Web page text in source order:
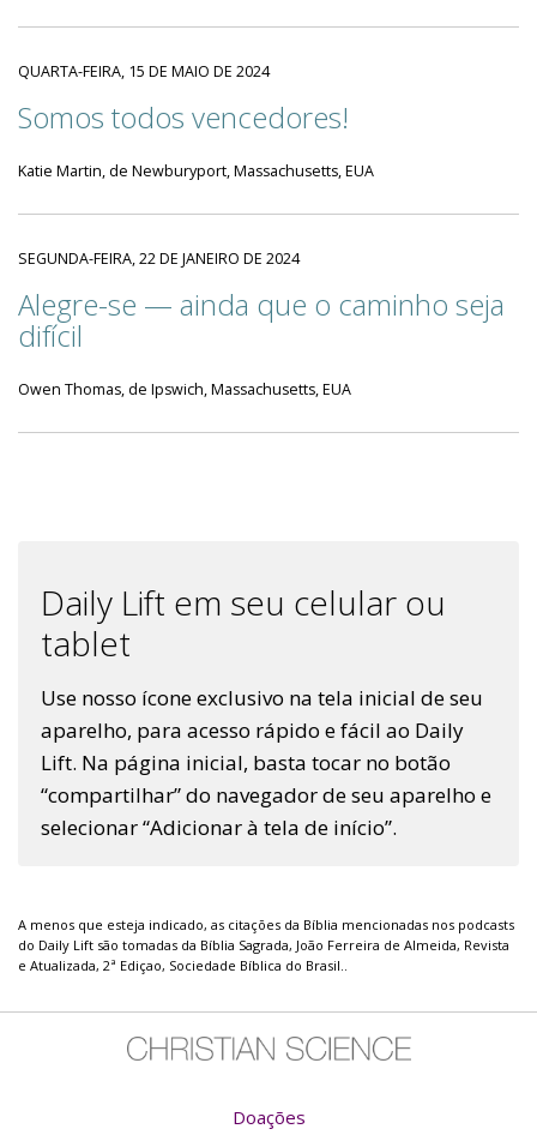
QUARTA-FEIRA, 15 DE MAIO DE 2024
Somos todos vencedores!
Katie Martin, de Newburyport, Massachusetts, EUA
SEGUNDA-FEIRA, 22 DE JANEIRO DE 2024
Alegre-se — ainda que o caminho seja
difícil
Owen Thomas, de Ipswich, Massachusetts, EUA
Daily Lift em seu celular ou
tablet
Use nosso ícone exclusivo na tela inicial de seu
aparelho, para acesso rápido e fácil ao Daily
Lift. Na página inicial, basta tocar no botão
“compartilhar” do navegador de seu aparelho e
selecionar “Adicionar à tela de início”.
A menos que esteja indicado, as citações da Bíblia mencionadas nos podcasts
do Daily Lift são tomadas da Bíblia Sagrada, João Ferreira de Almeida, Revista
e Atualizada, 2ª Ediçao, Sociedade Bíblica do Brasil..
Doações